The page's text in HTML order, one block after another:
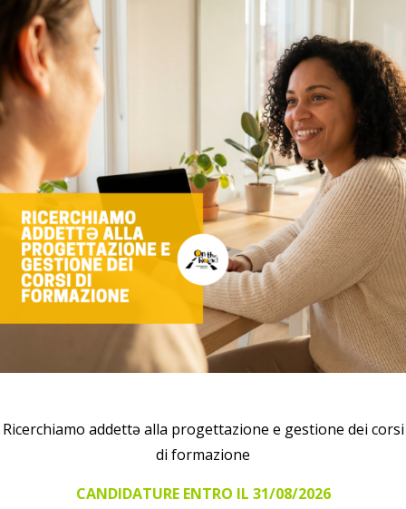
Ricerchiamo addettə alla progettazione e gestione dei corsi
di formazione
CANDIDATURE ENTRO IL 31/08/2026